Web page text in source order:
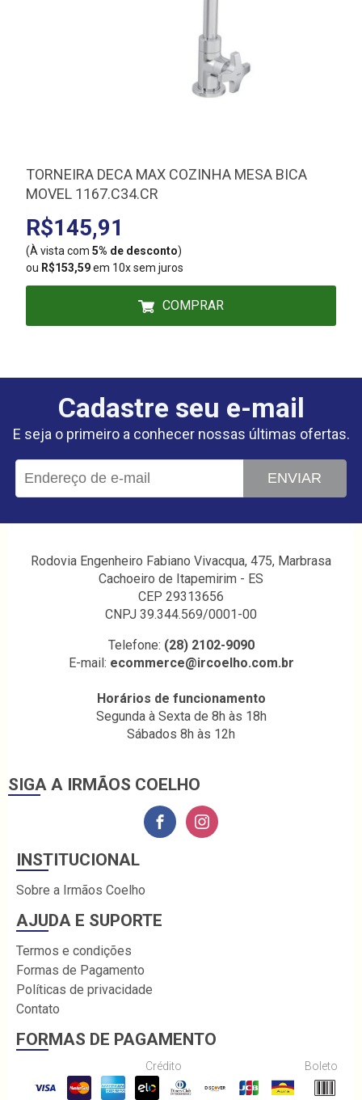
TORNEIRA DECA MAX COZINHA MESA BICA
MOVEL 1167.C34.CR
R$145,91
(À vista com 5% de desconto)
ou R$153,59em 10x sem juros
COMPRAR
Cadastre seu e-mail
E seja o primeiro a conhecer nossas últimas ofertas.
ENVIAR
Rodovia Engenheiro Fabiano Vivacqua, 475, Marbrasa
Cachoeiro de Itapemirim - ES
CEP 29313656
CNPJ 39.344.569/0001-00
Telefone: (28) 2102-9090
E-mail: ecommerce@ircoelho.com.br
Horários de funcionamento
Segunda à Sexta de 8h às 18h
Sábados 8h às 12h
SIGA A IRMÃOS COELHO
INSTITUCIONAL
Sobre a Irmãos Coelho
AJUDA E SUPORTE
Termos e condições
Formas de Pagamento
Políticas de privacidade
Contato
FORMAS DE PAGAMENTO
Crédito Boleto